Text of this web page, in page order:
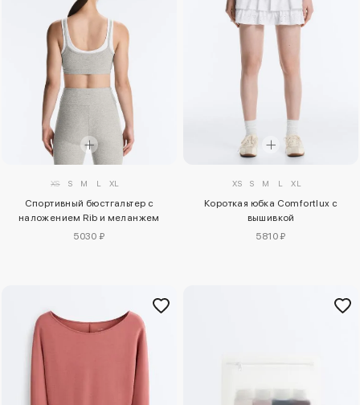
XS S M L XL
Спортивный бюстгальтер с
наложением Rib и меланжем
5030 ₽
XS S M L XL
Короткая юбка Comfortlux с
вышивкой
5810 ₽